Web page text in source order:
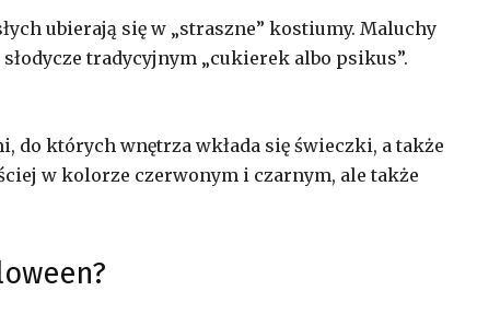
ubierają się w „straszne” kostiumy. Maluchy
tradycyjnym „cukierek albo psikus”.
do których wnętrza wkłada się świeczki, a także
w kolorze czerwonym i czarnym, ale także